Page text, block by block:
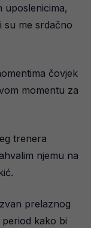
uposlenicima,
su me srdačno
čovjek
momentu za
trenera
njemu na
prelaznog
kako bi